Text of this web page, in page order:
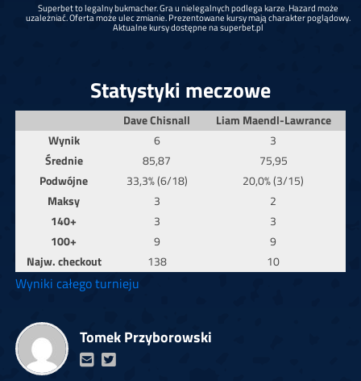
Superbet to legalny bukmacher. Gra u nielegalnych podlega karze. Hazard może
uzależniać. Oferta może ulec zmianie. Prezentowane kursy mają charakter poglądowy.
Aktualne kursy dostępne na superbet.pl
Statystyki meczowe
Dave Chisnall
Liam Maendl-Lawrance
Wynik
6
3
Średnie
85,87
75,95
Podwójne
33,3% (6/18)
20,0% (3/15)
Maksy
3
2
140+
3
3
100+
9
9
Najw. checkout
138 10
Wyniki całego turnieju
Tomek Przyborowski